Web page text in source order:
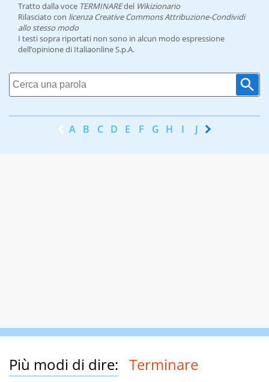
Tratto dalla voce TERMINAREdel Wikizionario
Rilasciato con licenza Creative Commons Attribuzione-Condividi
allo stesso modo
I testi sopra riportati non sono in alcun modo espressione
dell’opinione di Italiaonline S.p.A.
A B C D E F G H I J K
Più modi di dire: Terminare